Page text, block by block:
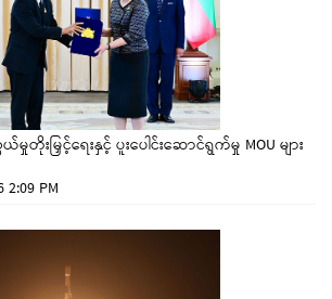
တိုးမြှင့်ရေးနှင့် ပူးပေါင်းဆောင်ရွက်မှု MOU များ
2:09 PM